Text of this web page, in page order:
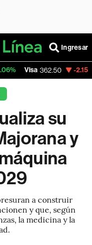
Ingresar
-2.15%
su
y
a construir
y que, según
la medicina y la